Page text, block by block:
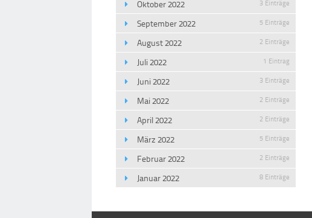
Oktober 2022 3 Einträge
September 2022 5 Einträge
August 2022 2 Einträge
Juli 2022 1 Eintrag
Juni 2022 3 Einträge
Mai 2022 2 Einträge
April 2022 2 Einträge
März 2022 5 Einträge
Februar 2022 2 Einträge
Januar 2022 8 Einträge